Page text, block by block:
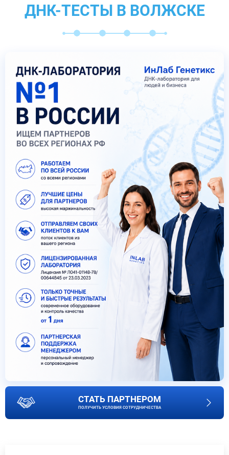
ДНК-ТЕСТЫ В ВОЛЖСКЕ
СТАТЬ ПАРТНЕРОМ
ПОЛУЧИТЬ УСЛОВИЯ СОТРУДНИЧЕСТВА